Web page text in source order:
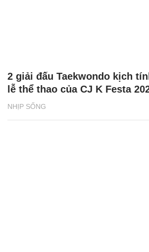
NHỊP SỐNG
2 giải đấu Taekwondo kịch
lễ thể thao của CJ K Festa